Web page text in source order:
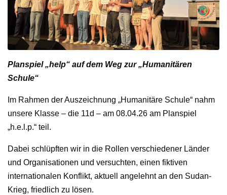
Planspiel „help“ auf dem Weg zur „Humanitären
Schule“
Im Rahmen der Auszeichnung „Humanitäre Schule“ nahm
unsere Klasse – die 11d – am 08.04.26 am Planspiel
„h.e.l.p.“ teil.
Dabei schlüpften wir in die Rollen verschiedener Länder
und Organisationen und versuchten, einen fiktiven
internationalen Konflikt, aktuell angelehnt an den Sudan-
Krieg, friedlich zu lösen.